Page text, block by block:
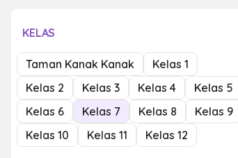
KELAS
Taman Kanak Kanak
Kelas 1
Kelas 2
Kelas 3 Kelas 4
Kelas 5
Kelas 6
Kelas 7 Kelas 8
Kelas 9
Kelas 10
Kelas 11 Kelas 12